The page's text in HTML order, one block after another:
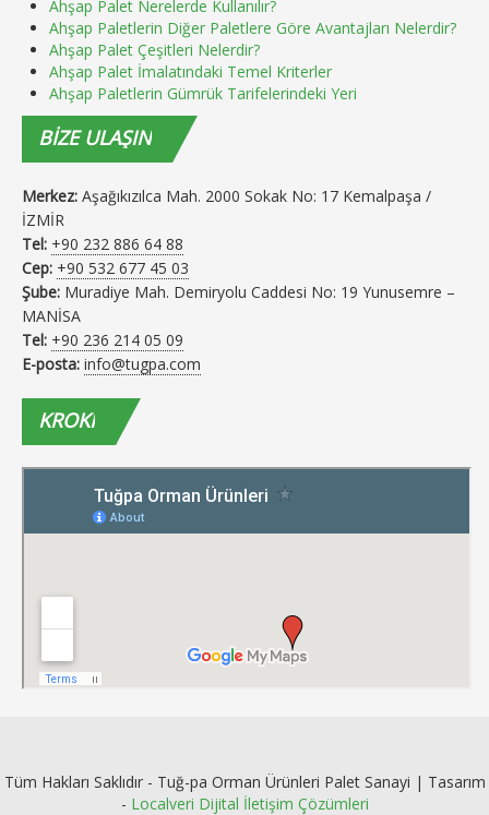
Ahşap Palet Nerelerde Kullanılır?
Ahşap Paletlerin Diğer Paletlere Göre Avantajları Nelerdir?
Ahşap Palet Çeşitleri Nelerdir?
Ahşap Palet İmalatındaki Temel Kriterler
Ahşap Paletlerin Gümrük Tarifelerindeki Yeri
BIZEULAŞIN
Merkez: Aşağıkızılca Mah. 2000 Sokak No: 17 Kemalpaşa /
İZMİR
Tel: +90 232 886 64 88
Cep: +90 532 677 45 03
Şube: Muradiye Mah. Demiryolu Caddesi No: 19 Yunusemre –
MANİSA
Tel: +90 236 214 05 09
E-posta: info@tugpa.com
KROKI
Tüm Hakları Saklıdır - Tuğ-pa Orman Ürünleri Palet Sanayi | Tasarım
- Localveri Dijital İletişim Çözümleri